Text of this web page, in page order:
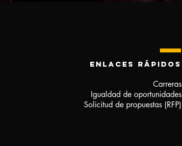
enlaces rápidos
Carreras
Igualdad de oportunidades
Solicitud de propuestas (RFP)